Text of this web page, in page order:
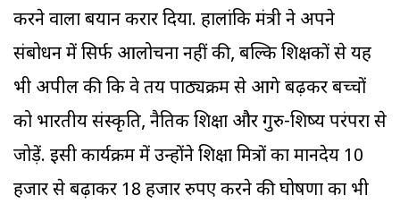
करने वाला बयान करार दिया. हालांकि मंत्री ने अपने
संबोधन में सिर्फ आलोचना नहीं की, बल्कि शिक्षकों से यह
भी अपील की कि वे तय पाठ्यक्रम से आगे बढ़कर बच्चों
को भारतीय संस्कृति, नैतिक शिक्षा और गुरु-शिष्य परंपरा से
जोड़ें. इसी कार्यक्रम में उन्होंने शिक्षा मित्रों का मानदेय 10
हजार से बढ़ाकर 18 हजार रुपए करने की घोषणा का भी